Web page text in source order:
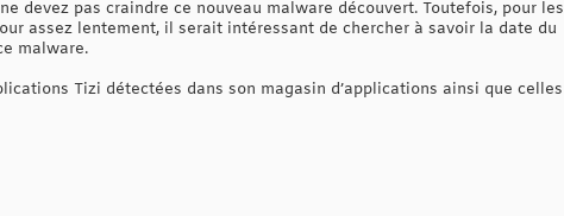
devez pas craindre ce nouveau malware découvert. Toutefois, pour les
assez lentement, il serait intéressant de chercher à savoir la date du
malware.
Tizi détectées dans son magasin d’applications ainsi que celles